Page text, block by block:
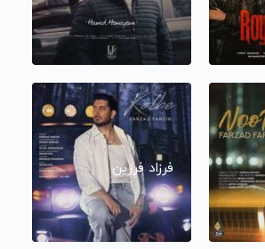
فرزاد فرزین